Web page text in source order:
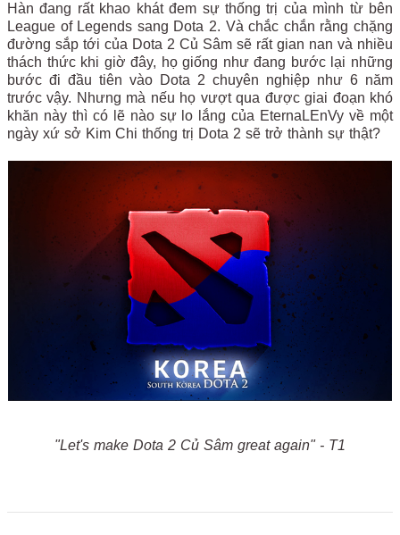
Hàn đang rất khao khát đem sự thống trị của mình từ bên
League of Legends sang Dota 2. Và chắc chắn rằng chặng
đường sắp tới của Dota 2 Củ Sâm sẽ rất gian nan và nhiều
thách thức khi giờ đây, họ giống như đang bước lại những
bước đi đầu tiên vào Dota 2 chuyên nghiệp như 6 năm
trước vậy. Nhưng mà nếu họ vượt qua được giai đoạn khó
khăn này thì có lẽ nào sự lo lắng của EternaLEnVy về một
ngày xứ sở Kim Chi thống trị Dota 2 sẽ trở thành sự thật?
"Let's make Dota 2 Củ Sâm great again" - T1